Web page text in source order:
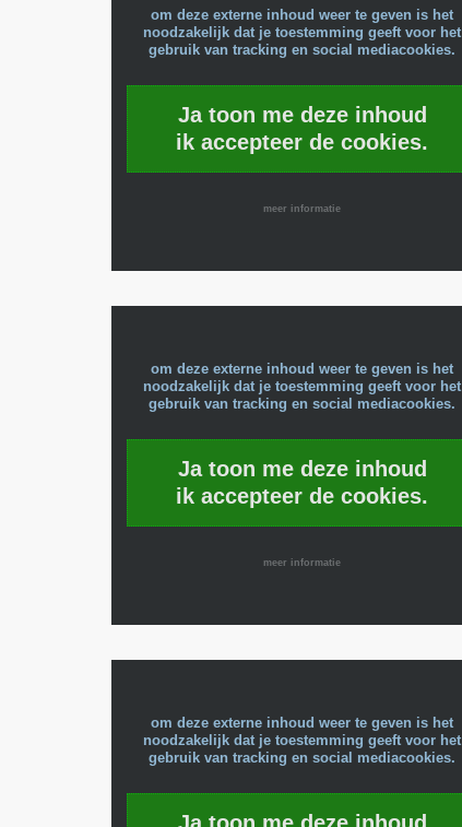
om deze externe inhoud weer te geven is het
noodzakelijk dat je toestemming geeft voor het
gebruik van tracking en social mediacookies.
Ja toon me deze inhoud
ik accepteer de cookies.
meer informatie
om deze externe inhoud weer te geven is het
noodzakelijk dat je toestemming geeft voor het
gebruik van tracking en social mediacookies.
Ja toon me deze inhoud
ik accepteer de cookies.
meer informatie
om deze externe inhoud weer te geven is het
noodzakelijk dat je toestemming geeft voor het
gebruik van tracking en social mediacookies.